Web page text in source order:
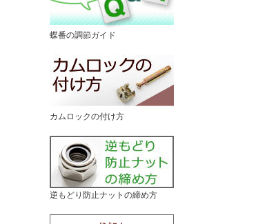
蝶番の調節ガイド
カムロックの付け方
逆もどり防止ナットの締め方